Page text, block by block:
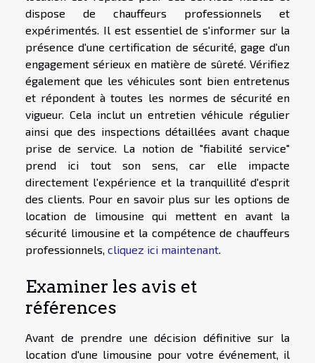
dispose de chauffeurs professionnels et
expérimentés. Il est essentiel de s'informer sur la
présence d'une certification de sécurité, gage d'un
engagement sérieux en matière de sûreté. Vérifiez
également que les véhicules sont bien entretenus
et répondent à toutes les normes de sécurité en
vigueur. Cela inclut un entretien véhicule régulier
ainsi que des inspections détaillées avant chaque
prise de service. La notion de "fiabilité service"
prend ici tout son sens, car elle impacte
directement l'expérience et la tranquillité d'esprit
des clients. Pour en savoir plus sur les options de
location de limousine qui mettent en avant la
sécurité limousine et la compétence de chauffeurs
professionnels, cliquez ici maintenant
Examiner les avis et
références
Avant de prendre une décision définitive sur la
location d'une limousine pour votre événement, il